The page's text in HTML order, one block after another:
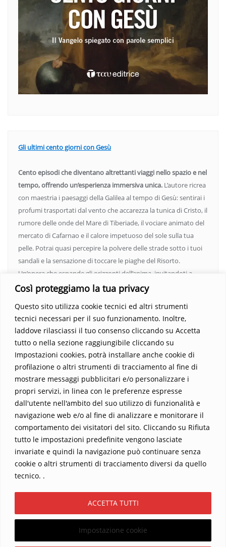
Così proteggiamo la tua privacy
Questo sito utilizza cookie tecnici ed altri strumenti
tecnici necessari per il suo funzionamento. Inoltre,
laddove rilasciassi il tuo consenso cliccando su Accetta
tutto o nella sezione raggiungibile cliccando su
Impostazioni cookies, potrà installare anche cookie di
profilazione o altri strumenti di tracciamento al fine di
mostrare messaggi pubblicitari e/o personalizzare i
propri servizi, in linea con le preferenze espresse
dall'utente nell'ambito del suo utilizzo di funzionalità e
navigazione web e/o al fine di analizzare e monitorare il
comportamento dei visitatori del sito. Cliccando su Rifiuta
tutto le impostazioni predefinite vengono lasciate
invariate e quindi la navigazione può continuare senza
cookie o altri strumenti di tracciamento diversi da quello
tecnico. .
Impostazione cookie
ACCETTA TUTTI
Gli ultimi cento giorni con Gesù
Cento episodi che diventano altrettanti viaggi nello spazio e nel
tempo, offrendo un’esperienza immersiva unica. L’autore ricrea
con maestria i paesaggi della Galilea al tempo di Gesù: sentirai i
profumi trasportati dal vento che accarezza la tunica di Cristo, il
rumore delle onde del Mare di Tiberiade, il vociare animato del
mercato di Cafarnao e il calore impetuoso del sole sulla tua
pelle. Potrai quasi percepire la polvere delle strade sotto i tuoi
sandali e la sensazione di toccare le piaghe del Risorto.
Un’opera che espande gli orizzonti dell’anima, invitandoti a
vedere oltre i confini del conosciuto. Scopri un mondo in cui
indimenticabile.Non perdere l’occasione di immergerti in
questo viaggio straordinario. Acquista il libro e lascia che la
Parola trasformi la tua vita
Home Contatti
Sostieni La Buona Parola – dona 5 €, 10 €, 25 €… il tuo contributo
I viaggi dell’anima
Catechesi
Informativa Privacy
Copyright ©2026 La buona Parola . All rights reserved.